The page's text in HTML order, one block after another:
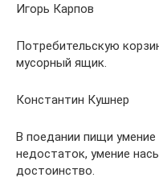
Игорь Карпов
Потребительскую
мусорный ящик.
Константин Кушнер
В поедании пищи
недостаток, умение
достоинство.